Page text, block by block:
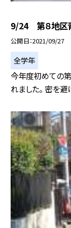
9/24 第８地区
公開日 2021/09/27
全学年
今年度初めての
れました。 密を避